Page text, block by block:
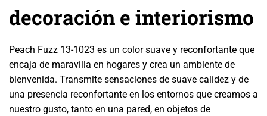
decoración e interiorismo
Peach Fuzz 13-1023 es un color suave y reconfortante que
encaja de maravilla en hogares y crea un ambiente de
bienvenida. Transmite sensaciones de suave calidez y de
una presencia reconfortante en los entornos que creamos a
nuestro gusto, tanto en una pared, en objetos de